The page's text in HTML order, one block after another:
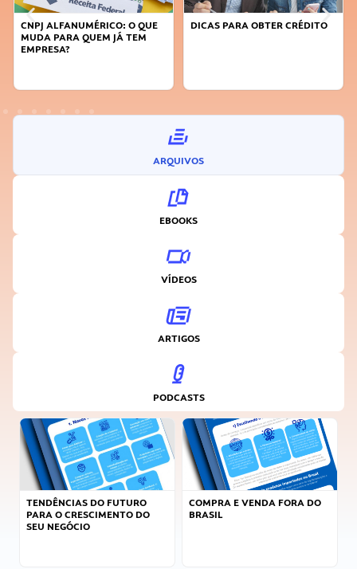
CNPJ ALFANUMÉRICO: O QUE
MUDA PARA QUEM JÁ TEM
EMPRESA?
DICAS PARA OBTER CRÉDITO
ARQUIVOS
EBOOKS
VÍDEOS
ARTIGOS
PODCASTS
TENDÊNCIAS DO FUTURO
PARA O CRESCIMENTO DO
SEU NEGÓCIO
COMPRA E VENDA FORA DO
BRASIL